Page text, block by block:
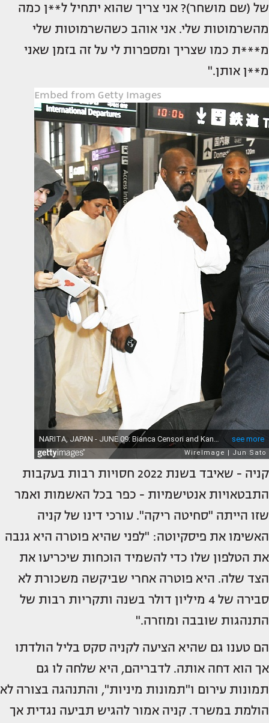
של (שם מושחר)? אני צריך שהוא יתחיל ל**ן כמה
מהשרמוטות שלי. אני אוהב כשהשרמוטות שלי
מ***ת כמו שצריך ומספרות לי על זה בזמן שאני
מ**ן אותן."
Embed from Getty Images
קניה - שאיבד בשנת 2022 חסויות רבות בעקבות
התבטאויות אנטישמיות - כפר בכל האשמות ואמר
שזו הייתה "סחיטה ריקה". עורכי דינו של קניה
האשימו את פיסקיוטה: "לפני שהיא פוטרה היא גנבה
את הטלפון שלו כדי להשמיד הוכחות שיכריעו את
הצד שלה. היא פוטרה אחרי שביקשה משכורת לא
סבירה של 4 מיליון דולר בשנה ותקריות רבות של
התנהגות שובבה ומוזרה."
הם טענו גם שהיא הציעה לקניה סקס בליל הולדתו
אך הוא דחה אותה. לדבריהם, היא שלחה לו גם
תמונות עירום ו"תמונות מיניות", והתנהגה בצורה לא
הולמת במשרד. קניה אמור להגיש תביעה נגדית אך